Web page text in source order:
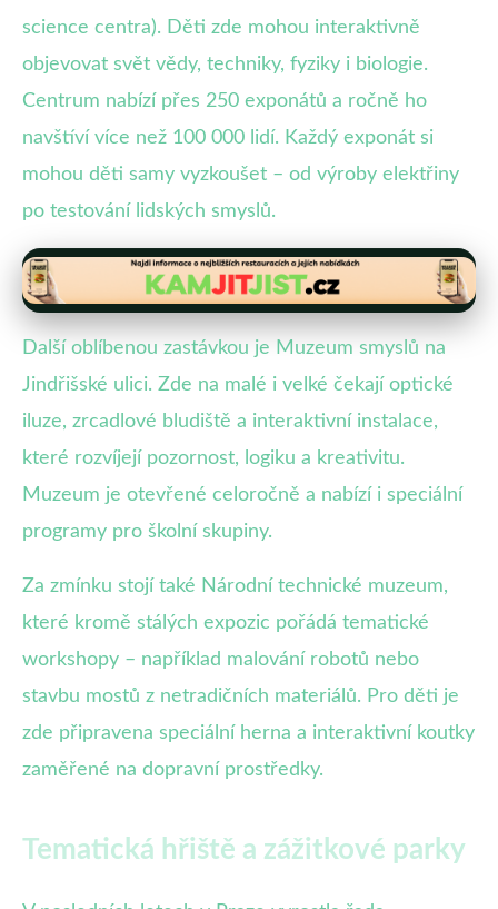
science centra). Děti zde mohou interaktivně
objevovat svět vědy, techniky, fyziky i biologie.
Centrum nabízí přes 250 exponátů a ročně ho
navštíví více než 100 000 lidí. Každý exponát si
mohou děti samy vyzkoušet – od výroby elektřiny
po testování lidských smyslů.
Další oblíbenou zastávkou je Muzeum smyslů na
Jindřišské ulici. Zde na malé i velké čekají optické
iluze, zrcadlové bludiště a interaktivní instalace,
které rozvíjejí pozornost, logiku a kreativitu.
Muzeum je otevřené celoročně a nabízí i speciální
programy pro školní skupiny.
Za zmínku stojí také Národní technické muzeum,
které kromě stálých expozic pořádá tematické
workshopy – například malování robotů nebo
stavbu mostů z netradičních materiálů. Pro děti je
zde připravena speciální herna a interaktivní koutky
zaměřené na dopravní prostředky.
Tematická hřiště a zážitkové parky